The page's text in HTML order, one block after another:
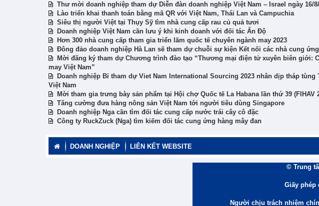
Thư mời doanh nghiệp tham dự Diễn đàn doanh nghiệp Việt Nam – Israel ngày 16/
Lào triển khai thanh toán bằng mã QR với Việt Nam, Thái Lan và Campuchia
Siêu thị người Việt tại Thụy Sỹ tìm nhà cung cấp rau củ quả tươi
Doanh nghiệp Việt Nam cần lưu ý khi kinh doanh với đối tác Ấn Độ
Hơn 300 nhà cung cấp tham gia triển lãm quốc tế chuyên ngành may 2023
Đông đảo doanh nghiệp Hà Lan sẽ tham dự chuỗi sự kiện Kết nối các nhà cung
Mời đăng ký tham dự Chương trình đào tạo “Thương mại điện tử xuyên biên giới:
may Việt Nam”
Doanh nghiệp Bỉ tham dự Viet Nam International Sourcing 2023 nhân dịp tháp
Việt Nam
Mời tham gia trưng bày sản phẩm tại Hội chợ Quốc tế La Habana lần thứ 39 (FIHAV
Tăng cường đưa hàng nông sản Việt Nam tới người tiêu dùng Singapore
Doanh nghiệp Nga cần tìm đối tác cung cấp nước trái cây cô đặc
Công ty RuckZuck (Nga) tìm kiếm đối tác cung ứng hàng mây đan
DOANH NGHIỆP LIÊN KẾT WEBSITE
© Trung
Giấy phép
Người chịu trách nhiệm